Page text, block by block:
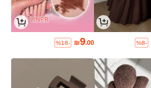
%8-
₪9.00
%18-